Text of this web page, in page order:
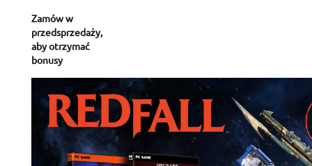
Zamów w
przedsprzedaży,
aby otrzymać
bonusy